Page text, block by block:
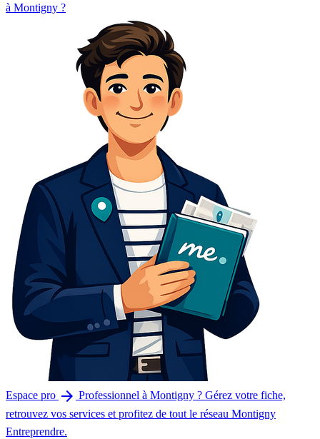
à Montigny ?
Espace pro arrow_forward Professionnel à Montigny ? Gérez votre fiche,
retrouvez vos services et profitez de tout le réseau Montigny
Entreprendre.